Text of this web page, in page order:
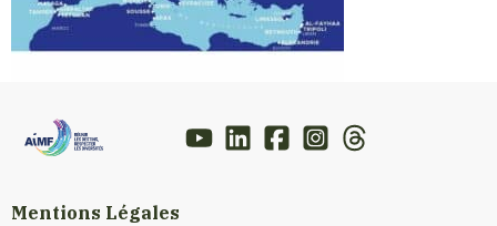
Mentions Légales